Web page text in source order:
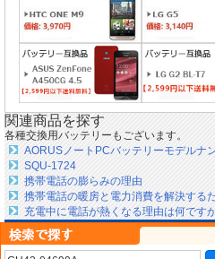
関連商品を探す
各種交換用バッテリーもございます。
AORUSノートPCバッテリーモデルナ
SQU-1724
携帯電話の膨らみの理由
携帯電話の暖房と電力消費を解決する
充電中に電話が熱くなる理由は何です